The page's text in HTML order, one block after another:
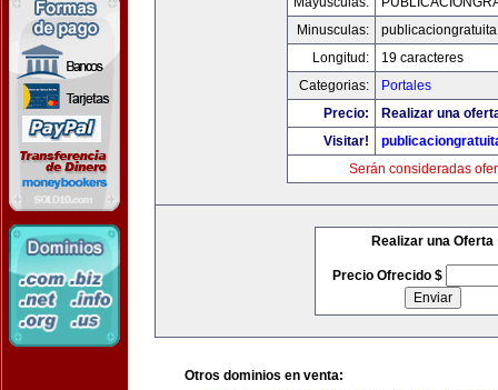
Minusculas:
Longitud:
19 caracteres
Categorias:
Portales
Precio:
Realizar una
Visitar!
Serán consideradas
Realizar una Oferta
Precio Ofrecido $
Otros dominios en venta: